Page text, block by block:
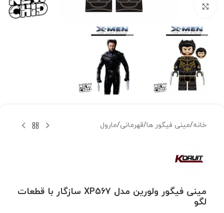
خانه/مینی فیگور ها/قهرمانی/مارول
مینی فیگور ولورین مدل XP567 سازگار با قطعات
لگو